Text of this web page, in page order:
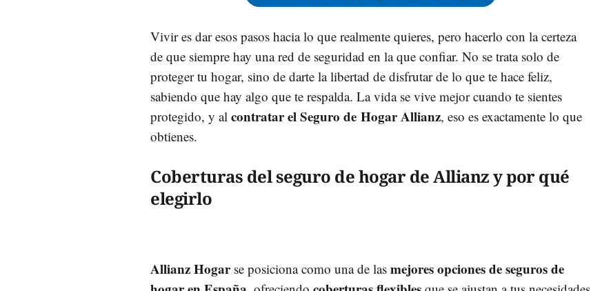
Vivir es dar esos pasos hacia lo que realmente quieres, pero hacerlo con la certeza
de que siempre hay una red de seguridad en la que confiar. No se trata solo de
proteger tu hogar, sino de darte la libertad de disfrutar de lo que te hace feliz,
sabiendo que hay algo que te respalda. La vida se vive mejor cuando te sientes
protegido, y al contratar el Seguro de HogarAllianz, eso es exactamente lo que
obtienes.
Coberturas del seguro de hogar de Allianz y por qué
elegirlo
Allianz Hogarse posiciona como una de las mejores opciones de seguros de